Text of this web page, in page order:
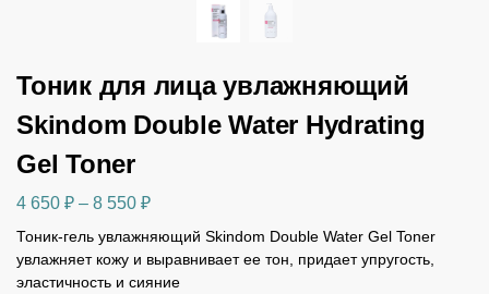
Тоник для лица увлажняющий
Skindom Double Water Hydrating
Gel Toner
4 650 ₽ – 8 550 ₽
Тоник-гель увлажняющий Skindom Double Water Gel Toner
увлажняет кожу и выравнивает ее тон, придает упругость,
эластичность и сияние